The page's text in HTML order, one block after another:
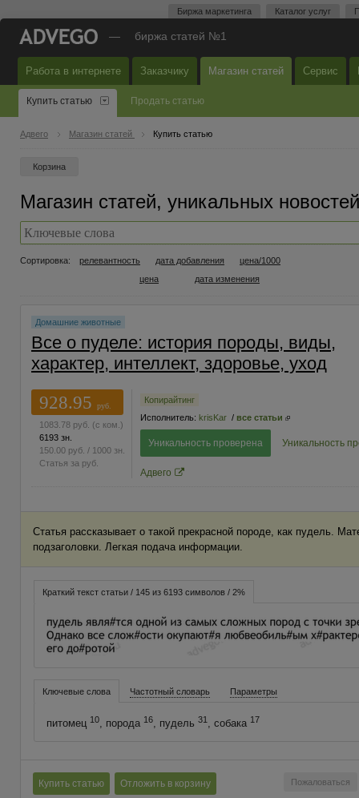
Биржа маркетинга Каталог услуг
— биржа статей №1
Работа в интернете Заказчику Магазин статей Сервис
Купить статью Продать статью
Адвего Магазин статей Купить статью
Корзина
Магазин статей, уникальных
Сортировка: релевантность
дата добавления
цена
цена/1000
дата изменения
Домашние животные
Все о пуделе: история породы, виды,
характер, интеллект, здоровье, уход
928.95
руб.
1083.78 руб. (с ком.)
6193 зн.
150.00 руб. / 1000 зн.
Статья за руб.
Копирайтинг
Исполнитель: krisKar / все статьи
Уникальность проверена Уникальность
Адвего
Статья рассказывает о такой прекрасной породе, как пудель.
подзаголовки. Легкая подача информации.
Краткий текст статьи / 145 из 6193 символов / 2%
Ключевые слова Частотный словарь Параметры
питомец 10, порода 16, пудель 31, собака 17
Пожаловаться
Купить статью Отложить в корзину